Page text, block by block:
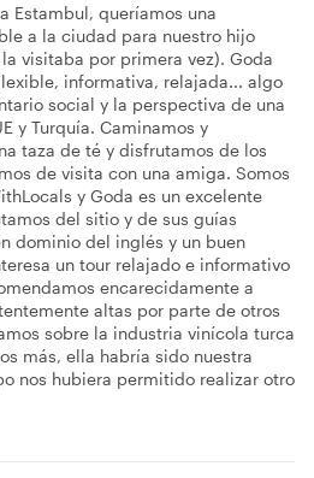
Estambul, queríamos una
a la ciudad para nuestro hijo
visitaba por primera vez). Goda
informativa, relajada... algo
social y la perspectiva de una
y Turquía. Caminamos y
taza de té y disfrutamos de los
de visita con una amiga. Somos
y Goda es un excelente
del sitio y de sus guías
dominio del inglés y un buen
un tour relajado e informativo
encarecidamente a
altas por parte de otros
sobre la industria vinícola turca
más, ella habría sido nuestra
nos hubiera permitido realizar otro